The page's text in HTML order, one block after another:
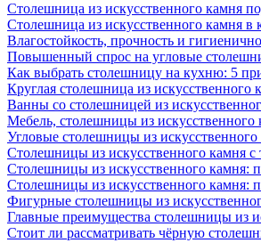
Столешница из искусственного камня
Столешница из искусственного камня в
Влагостойкость, прочность и
Повышенный спрос на угловые
Как выбрать столешницу на кухню: 5
Круглая столешница из искусственного
Ванны со столешницей из
Мебель, столешницы из искусственного
Угловые столешницы из
Столешницы из искусственного камня
Столешницы из искусственного камня:
Столешницы из искусственного камня:
Фигурные столешницы из
Главные преимущества столешницы из
Стоит ли рассматривать чёрную